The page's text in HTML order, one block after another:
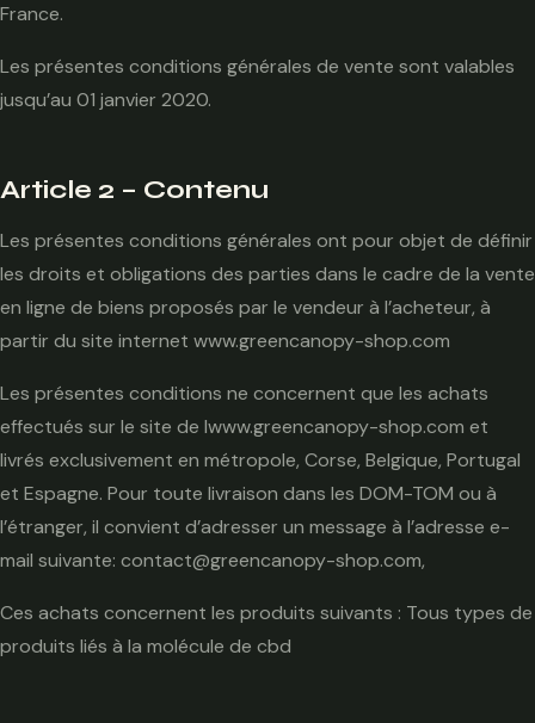
France.
Les présentes conditions générales de vente sont valables
jusqu’au 01 janvier 2020.
Article 2 – Contenu
Les présentes conditions générales ont pour objet de définir
les droits et obligations des parties dans le cadre de la vente
en ligne de biens proposés par le vendeur à l’acheteur, à
partir du site internet www.greencanopy-shop.com
Les présentes conditions ne concernent que les achats
effectués sur le site de lwww.greencanopy-shop.com et
livrés exclusivement en métropole, Corse, Belgique, Portugal
et Espagne. Pour toute livraison dans les DOM-TOM ou à
l’étranger, il convient d’adresser un message à l’adresse e-
mail suivante: contact@greencanopy-shop.com,
Ces achats concernent les produits suivants : Tous types de
produits liés à la molécule de cbd